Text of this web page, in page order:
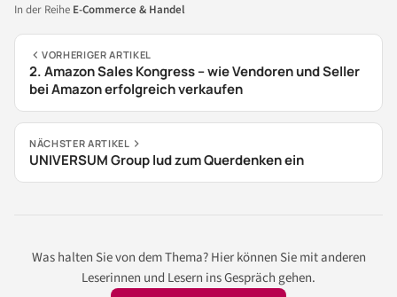
In der Reihe E-Commerce & Handel
VORHERIGER ARTIKEL
2. Amazon Sales Kongress – wie Vendoren und Seller
bei Amazon erfolgreich verkaufen
NÄCHSTER ARTIKEL
UNIVERSUM Group lud zum Querdenken ein
Was halten Sie von dem Thema? Hier können Sie mit anderen
Leserinnen und Lesern ins Gespräch gehen.